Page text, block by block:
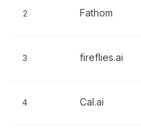
2 Fathom
3 fireflies.ai
4 Cal.ai